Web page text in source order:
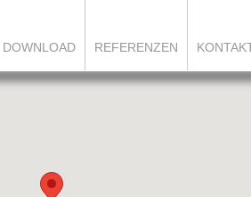
DOWNLOAD REFERENZEN